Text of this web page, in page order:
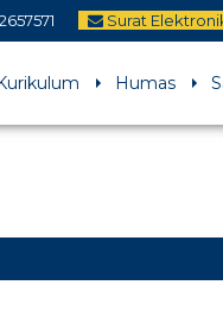
Surat
Humas